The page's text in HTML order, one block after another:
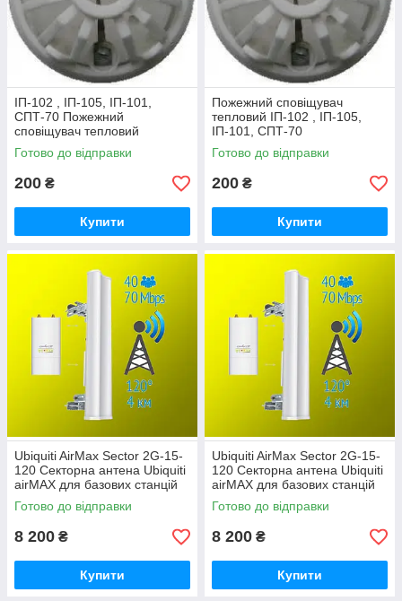
ІП-102 , ІП-105, ІП-101,
СПТ-70 Пожежний
сповіщувач тепловий
Готово до відправки
200 ₴
Купити
Пожежний сповіщувач
тепловий ІП-102 , ІП-105,
ІП-101, СПТ-70
Готово до відправки
200 ₴
Купити
Ubiquiti AirMax Sector 2G-15-
120 Секторна антена Ubiquiti
airMAX для базових станцій
Готово до відправки
8 200 ₴
Купити
Ubiquiti AirMax Sector 2G-15-
120 Секторна антена Ubiquiti
airMAX для базових станцій
Готово до відправки
8 200 ₴
Купити